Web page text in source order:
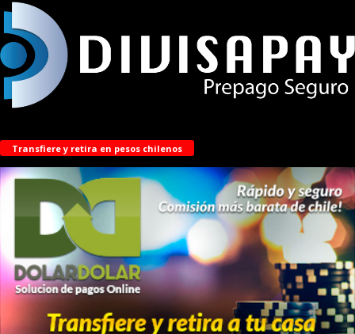
Transfiere y retira en pesos chilenos